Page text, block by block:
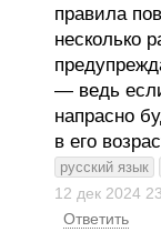
правила
несколько
— ведь
напрасно
в его
русский язык
12 дек 2024
Ответить